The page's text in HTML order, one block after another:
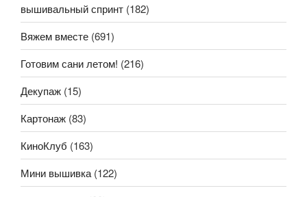
вышивальный спринт (182)
Вяжем вместе (691)
Готовим сани летом! (216)
Декупаж (15)
Картонаж (83)
КиноКлуб (163)
Мини вышивка (122)